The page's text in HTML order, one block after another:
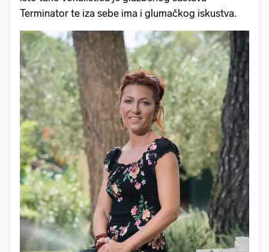
Terminator te iza sebe ima i glumačkog iskustva.